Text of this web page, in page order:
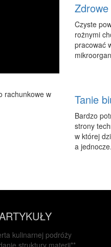
Czyste
rożnymi
pracować
Tanie
Bardzo
strony
w której
a
kulinarnej podróży